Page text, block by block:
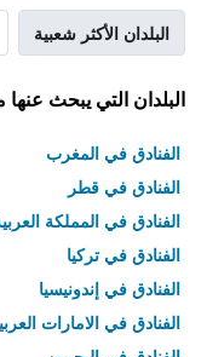
البلدان الأكثر شعبية
البلدان التي يبحث
الفنادق في المغرب
الفنادق في قطر
الفنادق في المملكة
الفنادق في تركيا
الفنادق في إندونيسيا
الفنادق في الامارات